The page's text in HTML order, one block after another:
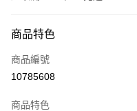
信用卡一次付款
ATM付款
運送方式
商品特色
商品編號
10785608
商品特色